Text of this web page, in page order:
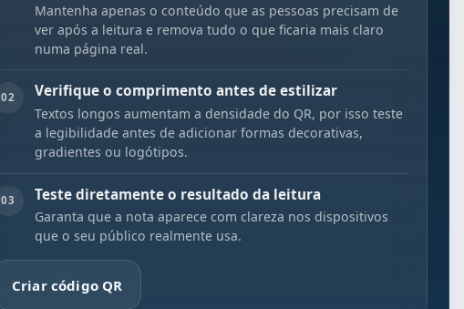
Mantenha apenas o conteúdo que as pessoas precisam de
ver após a leitura e remova tudo o que ficaria mais claro
numa página real.
02 Verifique o comprimento antes de estilizar
Textos longos aumentam a densidade do QR, por isso teste
a legibilidade antes de adicionar formas decorativas,
gradientes ou logótipos.
03 Teste diretamente o resultado da leitura
Garanta que a nota aparece com clareza nos dispositivos
que o seu público realmente usa.
Criar código QR